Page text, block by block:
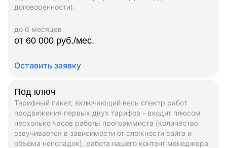
договоренности).
до 6 месяцев
от 60 000 руб./мес.
Оставить заявку
Под ключ
Тарифный пакет, включающий весь спектр работ
продвижения первых двух тарифов - входит плюсом
несколько часов работы программиста (количество
озвучивается в зависимости от сложности сайта и
объема неполадок), работа нашего контент менеджера